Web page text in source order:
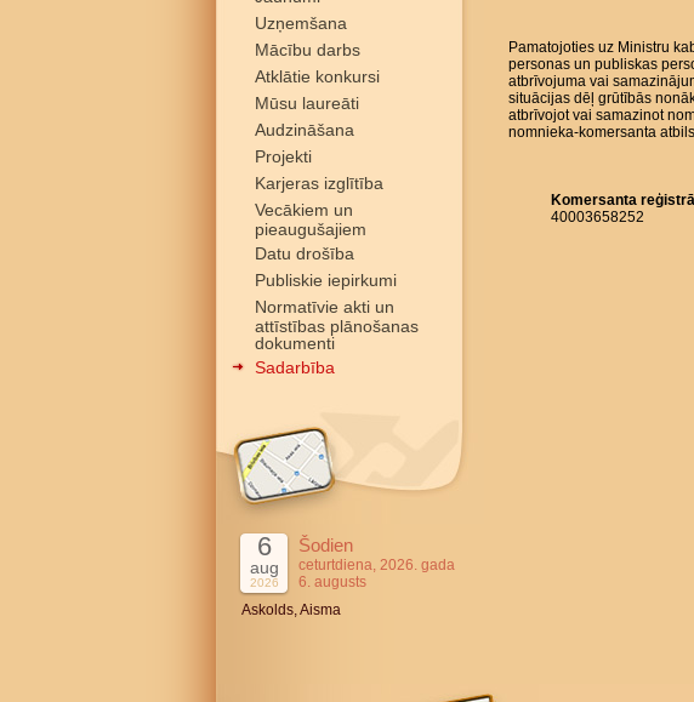
Uzņemšana
Mācību darbs
Atklātie konkursi
Mūsu laureāti
Audzināšana
Projekti
Karjeras izglītība
Vecākiem un
pieaugušajiem
Datu drošība
Publiskie iepirkumi
Normatīvie akti un
attīstības plānošanas
dokumenti
Sadarbība
6
aug
2026
Šodien
ceturtdiena, 2026. gada
6. augusts
Askolds, Aisma
Pamatojoties uz Ministru
personas un publiskas
atbrīvojuma vai
situācijas dēļ grūtībās
atbrīvojot vai samazinot
nomnieka-komersanta
Komersanta
40003658252